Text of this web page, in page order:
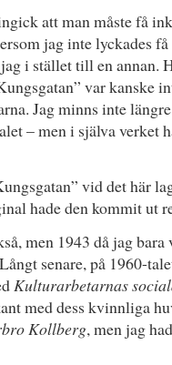
att man måste få
jag inte lyckades
i stället till en annan.
var kanske
Jag minns inte
– men i själva verket
vid det här
hade den kommit ut
men 1943 då jag bara
senare, på 1960-
Kulturarbetarnas
med dess kvinnliga
Kollberg, men jag